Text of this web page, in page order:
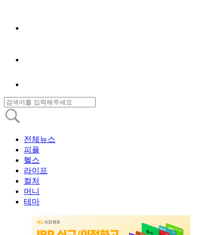
전체뉴스
피플
헬스
라이프
컬처
머니
테마